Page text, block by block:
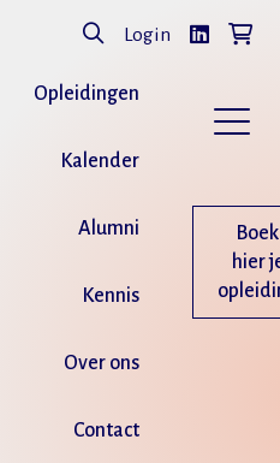
Login
Opleidingen
Kalender
Alumni
Kennis
Over ons
Contact
Boek
hier